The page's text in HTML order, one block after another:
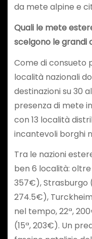
da mete alpine e
Quali le mete
scelgono le grandi
Come di consueto
località nazionali
destinazioni su 30
presenza di mete
con 13 località
incantevoli borghi
Tra le nazioni
ben 6 località:
357€), Strasburgo
274.5€),
nel tempo, 22ª,
(15ª, 203€). Un